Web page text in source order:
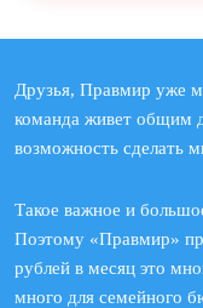
Друзья, Правмир уже
команда живет общим
возможность сделать
Такое важное и
Поэтому «Правмир»
рублей в месяц это
много для семейного